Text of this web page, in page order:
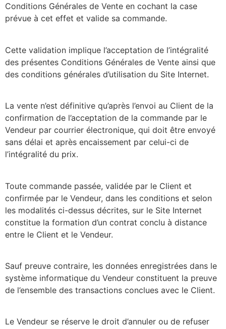
Conditions Générales de Vente en cochant la case
prévue à cet effet et valide sa commande.
Cette validation implique l’acceptation de l’intégralité
des présentes Conditions Générales de Vente ainsi que
des conditions générales d’utilisation du Site Internet.
La vente n’est définitive qu’après l’envoi au Client de la
confirmation de l’acceptation de la commande par le
Vendeur par courrier électronique, qui doit être envoyé
sans délai et après encaissement par celui-ci de
l’intégralité du prix.
Toute commande passée, validée par le Client et
confirmée par le Vendeur, dans les conditions et selon
les modalités ci-dessus décrites, sur le Site Internet
constitue la formation d’un contrat conclu à distance
entre le Client et le Vendeur.
Sauf preuve contraire, les données enregistrées dans le
système informatique du Vendeur constituent la preuve
de l’ensemble des transactions conclues avec le Client.
Le Vendeur se réserve le droit d’annuler ou de refuser